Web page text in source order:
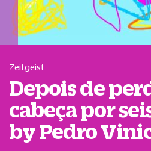
Zeitgeist
Depois de
cabeça por
by Pedro